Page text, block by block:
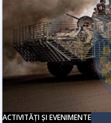
ACTIVITĂȚI ȘI EVENIMENTE